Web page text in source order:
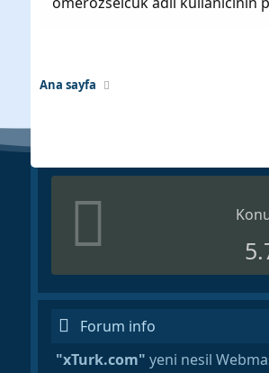
Ana sayfa
Forum info
"xTurk.com" yeni nesil